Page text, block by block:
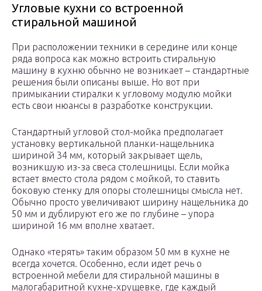
Угловые кухни со встроенной
стиральной машиной
При расположении техники в середине или конце
ряда вопроса как можно встроить стиральную
машину в кухню обычно не возникает – стандартные
решения были описаны выше. Но вот при
примыкании стиралки к угловому модулю мойки
есть свои нюансы в разработке конструкции.
Стандартный угловой стол-мойка предполагает
установку вертикальной планки-нащельника
шириной 34 мм, который закрывает щель,
возникшую из-за свеса столешницы. Если мойка
встает вместо стола рядом с мойкой, то ставить
боковую стенку для опоры столешницы смысла нет.
Обычно просто увеличивают ширину нащельника до
50 мм и дублируют его же по глубине – упора
шириной 16 мм вполне хватает.
Однако «терять» таким образом 50 мм в кухне не
всегда хочется. Особенно, если идет речь о
встроенной мебели для стиральной машины в
малогабаритной кухне-хрущевке, где каждый